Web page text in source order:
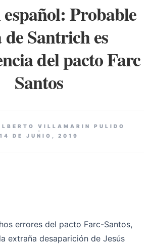
Probable
Santrich es
del pacto Farc
Santos
VILLAMARIN PULIDO
14 DE JUNIO, 2019
errores del pacto Farc-Santos,
extraña desaparición de Jesús